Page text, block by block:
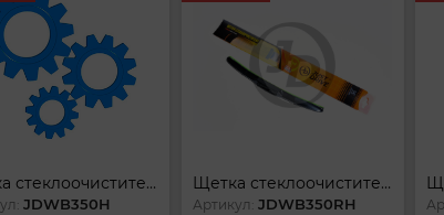
Щетка стеклоочистителя гибридная
JDWB350H
Щетка стеклоочистителя гибридная
Артикул: JDWB350RH